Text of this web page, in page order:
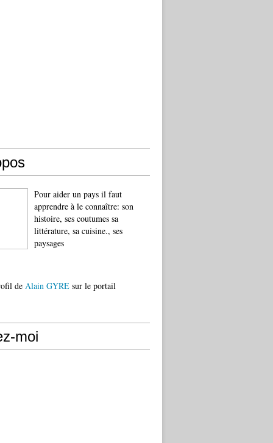
Pour aider un pays il faut
apprendre à le connaître: son
histoire, ses coutumes sa
littérature, sa cuisine., ses
paysages
de Alain GYRE sur le portail
moi